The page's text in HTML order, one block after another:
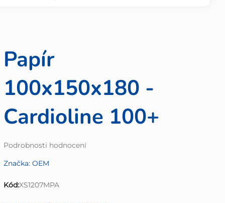
Papír
100x150x180 -
Cardioline 100+
Průměrné
produktu
0,0
Podrobnosti hodnocení
Značka: OEM
Kód:XS1207MPA